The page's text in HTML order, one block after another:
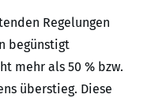
Regelungen
begünstigt
mehr als 50 % bzw.
überstieg. Diese